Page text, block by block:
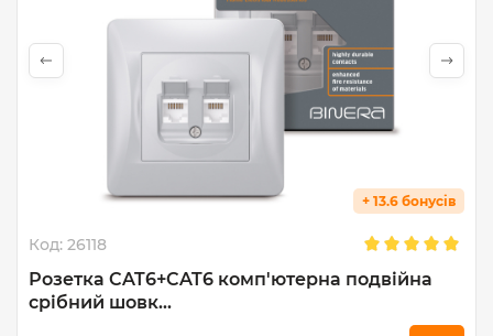
+ 13.6 бонусів
Код: 26118
Розетка CAT6+CAT6 комп'ютерна подвійна
срібний шовк...